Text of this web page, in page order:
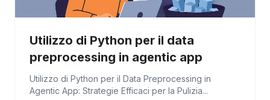
Utilizzo di Python per il data
preprocessing in agentic app
Utilizzo di Python per il Data Preprocessing in
Agentic App: Strategie Efficaci per la Pulizia...